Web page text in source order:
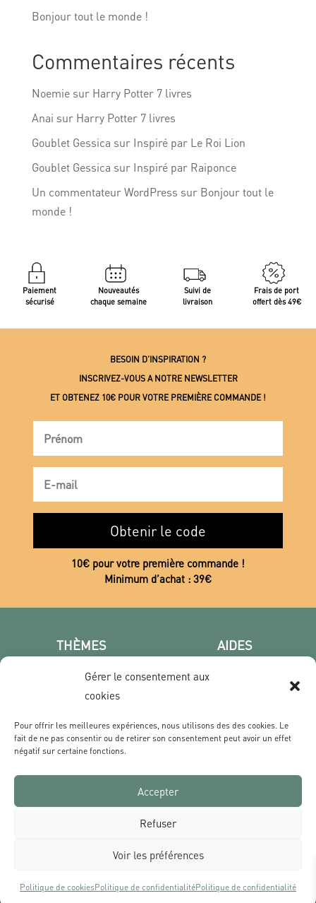
Gérer le consentement aux
cookies
Pour offrir les meilleures expériences, nous utilisons des des cookies. Le
fait de ne pas consentir ou de retirer son consentement peut avoir un effet
négatif sur certaine fonctions.
Accepter
Refuser
Voir les préférences
Politique de cookiesPolitique de confidentialitéPolitique de confidentialité
Bonjour tout le monde !
Commentaires récents
Noemiesur Harry Potter 7 livres
Anai sur Harry Potter 7 livres
Goublet Gessica sur Inspiré par Le Roi Lion
Goublet Gessica sur Inspiré par Raiponce
Un commentateur WordPress sur Bonjour tout le
monde !
Paiement
sécurisé
Nouveautés
chaque semaine
Suivi de
livraison
Frais de port
offert dès 49€
BESOIN D’INSPIRATION ?
INSCRIVEZ-VOUS A NOTRE NEWSLETTER
ET OBTENEZ 10€ POUR VOTRE PREMIÈRE COMMANDE !
Obtenir le code
10€ pour votre première commande !
Minimum d’achat : 39€
THÈMES
Poster photo
Film & Série
AIDES
Livraisons & Retours
Tous les prix s’entendent TVA comprise et hors frais de port | Réalisé par Des Sources Studio